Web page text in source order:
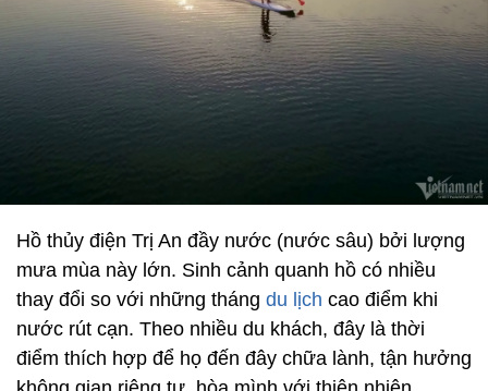
Hồ thủy điện Trị An đầy nước (nước sâu) bởi lượng
mưa mùa này lớn. Sinh cảnh quanh hồ có nhiều
thay đổi so với những tháng du lịch cao điểm khi
nước rút cạn. Theo nhiều du khách, đây là thời
điểm thích hợp để họ đến đây chữa lành, tận hưởng